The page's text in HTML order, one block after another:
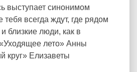
выступает синонимом
тебя всегда ждут, где рядом
близкие люди, как в
лето» Анны
круг» Елизаветы